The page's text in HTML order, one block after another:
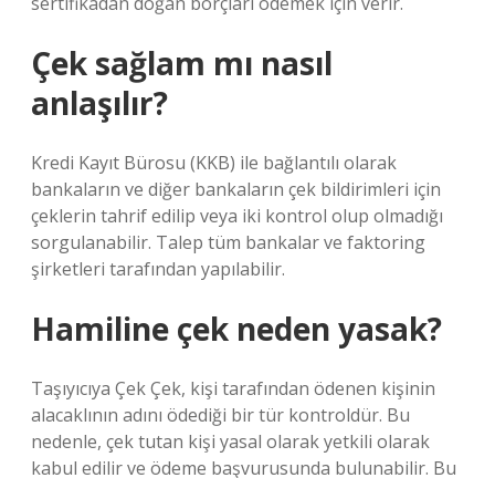
Çek sağlam mı nasıl
anlaşılır?
Kredi Kayıt Bürosu (KKB) ile bağlantılı olarak
bankaların ve diğer bankaların çek bildirimleri için
çeklerin tahrif edilip veya iki kontrol olup olmadığı
sorgulanabilir. Talep tüm bankalar ve faktoring
şirketleri tarafından yapılabilir.
Hamiline çek neden yasak?
Taşıyıcıya Çek Çek, kişi tarafından ödenen kişinin
alacaklının adını ödediği bir tür kontroldür. Bu
nedenle, çek tutan kişi yasal olarak yetkili olarak
kabul edilir ve ödeme başvurusunda bulunabilir. Bu